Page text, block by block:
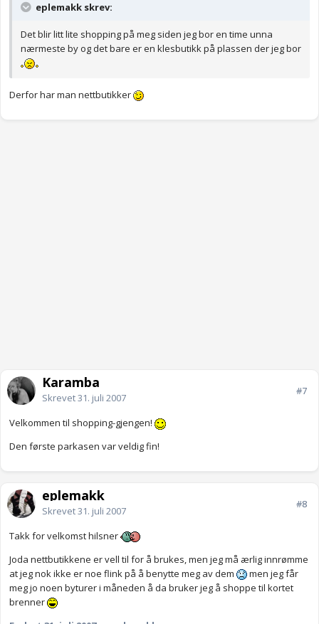
eplemakk skrev:
Det blir litt lite shopping på meg siden jeg bor en time unna
nærmeste by og det bare er en klesbutikk på plassen der jeg bor
Derfor har man nettbutikker
Karamba
Skrevet31. juli 2007
#7
Velkommen til shopping-gjengen!
Den første parkasen var veldig fin!
eplemakk
Skrevet31. juli 2007
#8
Takk for velkomst hilsner
Joda nettbutikkene er vell til for å brukes, men jeg må ærlig innrømme
at jeg nok ikke er noe flink på å benytte meg av dem
men jeg får
meg jo noen byturer i måneden å da bruker jeg å shoppe til kortet
brenner